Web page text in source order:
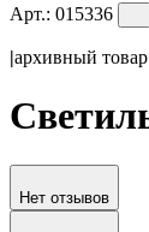
Арт.: 015336
|архивный товар
Нет отзывов